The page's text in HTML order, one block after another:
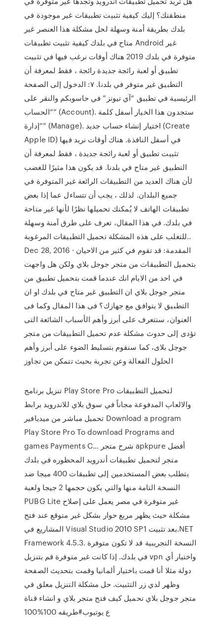
منطقتك؟ إليك كيفية تثبيت تطبيقات غير موجودة في
بلدك بطريقة أمنة وسهلة لحل مشكلة هذا العنصر غير
متاح في بلدك كيفية تثبيت تطبيقات Android غير
متوفرة في بلدك 2019 هناك أوقات نرغب فيها في تثبيت
تطبيق أو لعبة رائجة جديدة رائجة ، فقط لمعرفة أن
التطبيق غير متوفر في بلدنا. ٧: الدخول إلى الصفحة
الرئيسية في تطبيق “آي تيونز” في حاسوبكم والنقر على
“الحساب” (Account). ستجدون هذا الخيار أسفل كلمة
“إدارة” (Manage). اختيار إنشاء حساب جديد (Create
Apple ID) في أسفل النافذة. هناك أوقات نريد فيها
تثبيت تطبيق أو لعبة رائجة جديدة ، فقط لمعرفة أن
التطبيق غير متاح في بلدنا. قد يكون هذا مثيرًا للغضب
لأن هناك العديد من التطبيقات الرائعة غير المتوفرة في
جميع البلدان. لذلك ، يجب أن تتساءل عما إذا بعض
تطبيقات الهاتف لا يُمكنك تحميلها نظرًا لأنها غير متاحة
في بلدك. في هذا المقال، تعرف على طرق آمنة وسهلة
للتغلب على هذه المشكلة تحميل التطبيقات المرغوبة..
Dec 28, 2016 · المقدمة: قد تقوم في كثير من الاحيان
بتحميل التطبيقات من متجر جوجل بلاي ولكن هل واجهت
في احد من الايام انك عندما قمت بتحميل تطبيق من
متجر جوجل بلاي ان التطبيق غير متاح في بلدك او ان
التطبيق لا يتوافق مع جهازك؟ فى هذا المقال وكما فى
العنوان، سنتعرف على أبرز وأهم الأسباب الشائعة التى
تؤدى إلى حدوث مشكلة عدم تحميل التطبيقات من متجر
جوجل بلاى، كما سنقوم بتسليط الضوء على أبرز وأهم
الحلول الفعالة وعن تجربة بحيث تتمكن من تجاوز
تنزيل برنامج Play Store Pro لتحميل التطبيقات
والالعاب المدفوعة مجاناً في سوق بلاي للاندرويد برابط
تحميل مباشر من ميديافير Download a program
Play Store Pro To download Programs and
games Payments C… شرح متجر apkpure أفضل
متجر لتحميل تطبيقات أندرويد المحظوره في بلدك
يتطلب بعض المستخدمين إلى تطبيقات 400 ميجا ضد
النسخة التامة منها والتي يكون حجمها 2 جيجا ولعبة
PUBG Lite غير متوفرة في مصر يعمل على إصلاح
مشكلة حيث يظهر مربع حوار بشكل غير متوقع عند فتح
المشاريع في Visual Studio 2010 SP1 بعد تثبيت.NET
Framework 4.5.3. النسخة التجريبية قد لا تكون متوفرة
في بلدك. إذا كانت غير متوفرة قم بتنزيل vpn واختيار أي
دولة مثلا أنا قمت باختيار ألمانيا وقمت بتحديث الصفحة
وظهر لدي زر التثبيت. حل مشكلة التنزيل معلق في
متجر جوجل بلاي تحميل كيف فتح متجر بلاي و انشاء قناة
ع يوتيوب#طريقه 100%100